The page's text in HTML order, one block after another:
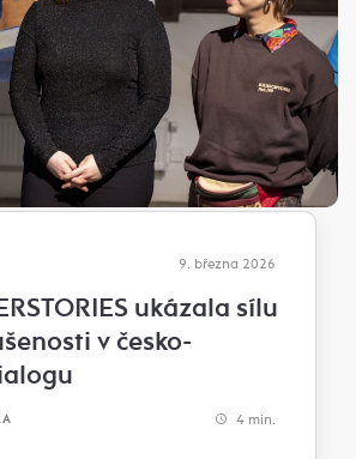
9. března 2026
ukázala sílu
v česko-
4 min.